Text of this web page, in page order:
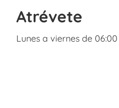
Atrévete
Lunes a viernes de 06:00